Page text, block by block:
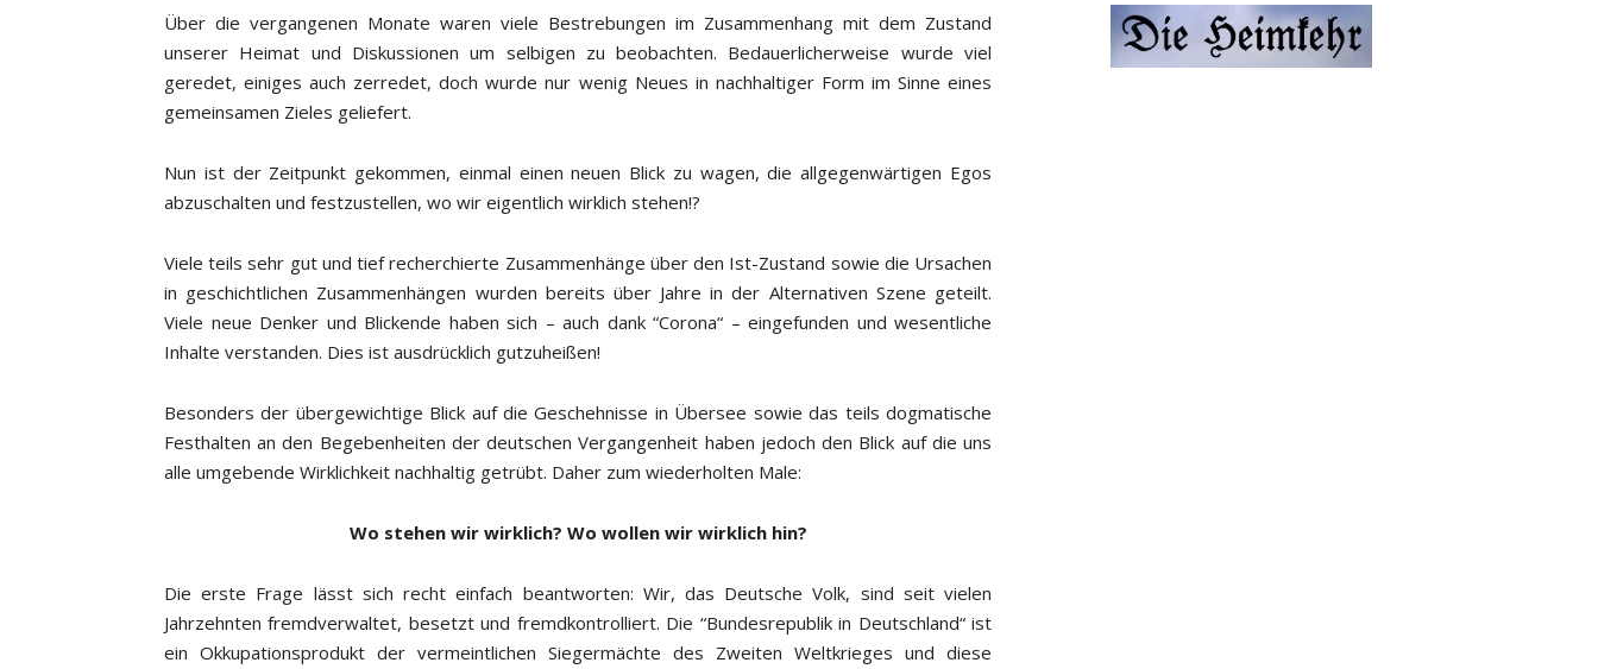
Über die vergangenen Monate waren viele Bestrebungen im Zusammenhang mit dem Zustand
unserer Heimat und Diskussionen um selbigen zu beobachten. Bedauerlicherweise wurde viel
geredet, einiges auch zerredet, doch wurde nur wenig Neues in nachhaltiger Form im Sinne eines
gemeinsamen Zieles geliefert.
Nun ist der Zeitpunkt gekommen, einmal einen neuen Blick zu wagen, die allgegenwärtigen Egos
abzuschalten und festzustellen, wo wir eigentlich wirklich stehen!?
Viele teils sehr gut und tief recherchierte Zusammenhänge über den Ist-Zustand sowie die Ursachen
in geschichtlichen Zusammenhängen wurden bereits über Jahre in der Alternativen Szene geteilt.
Viele neue Denker und Blickende haben sich – auch dank “Corona“ – eingefunden und wesentliche
Inhalte verstanden. Dies ist ausdrücklich gutzuheißen!
Besonders der übergewichtige Blick auf die Geschehnisse in Übersee sowie das teils dogmatische
Festhalten an den Begebenheiten der deutschen Vergangenheit haben jedoch den Blick auf die uns
alle umgebende Wirklichkeit nachhaltig getrübt. Daher zum wiederholten Male:
Wo stehen wir wirklich? Wo wollen wir wirklich hin?
Die erste Frage lässt sich recht einfach beantworten: Wir, das Deutsche Volk, sind seit vielen
Jahrzehnten fremdverwaltet, besetzt und fremdkontrolliert. Die “Bundesrepublik in Deutschland“ ist
ein Okkupationsprodukt der vermeintlichen Siegermächte des Zweiten Weltkrieges und diese